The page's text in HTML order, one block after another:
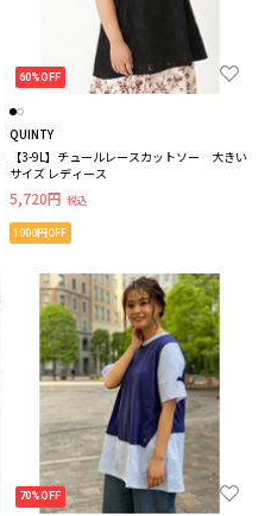
60%OFF
QUINTY
【3-9L】チュールレースカットソー 大きい
サイズ レディース
5,720円 税込
1000円OFF
70%OFF